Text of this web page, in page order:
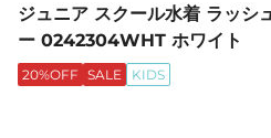
ジュニア スクール水着 ラッシ
ー 0242304WHT ホワイト
20%OFF SALE KIDS